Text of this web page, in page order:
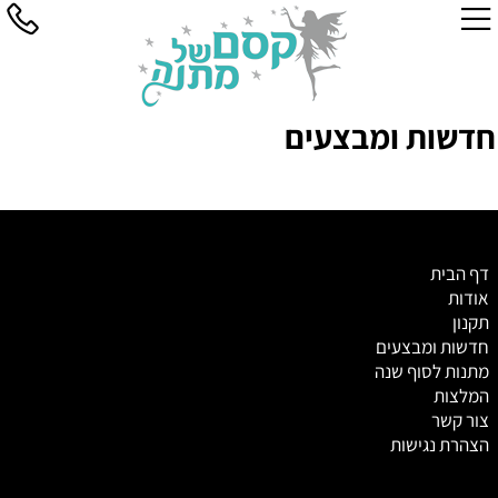
חדשות ומבצעים
דף הבית
אודות
תקנון
חדשות ומבצעים
מתנות לסוף שנה
המלצות
צור קשר
הצהרת נגישות